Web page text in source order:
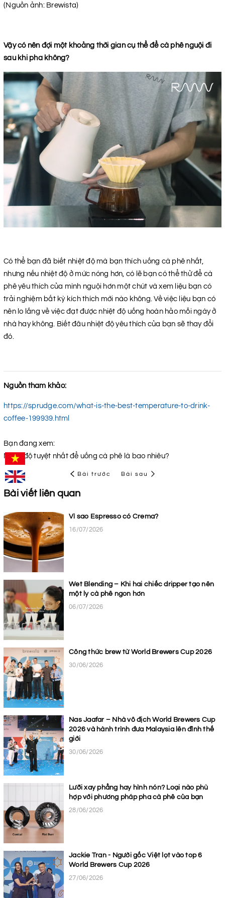
(Nguồn ảnh: Brewista)
Vậy có nên đợi một khoảng thời gian cụ thể để cà phê nguội đi
sau khi pha không?
Có thể bạn đã biết nhiệt độ mà bạn thích uống cà phê nhất,
nhưng nếu nhiệt độ ở mức nóng hơn, có lẽ bạn có thể thử để cà
phê yêu thích của mình nguội hơn một chút và xem liệu bạn có
trải nghiệm bất kỳ kích thích mới nào không. Về việc liệu bạn có
nên lo lắng về việc đạt được nhiệt độ uống hoàn hảo mỗi ngày ở
nhà hay không. Biết đâu nhiệt độ yêu thích của bạn sẽ thay đổi
đó.
Nguồn tham khảo:
https://sprudge.com/what-is-the-best-temperature-to-drink-
coffee-199939.html
Bạn đang xem:
Nhiệt độ tuyệt nhất để uống cà phê là bao nhiêu?
Bài trước Bài sau
Bài viết liên quan
Vì sao Espresso có Crema?
16/07/2026
Wet Blending – Khi hai chiếc dripper tạo nên
một ly cà phê ngon hơn
06/07/2026
Công thức brew từ World Brewers Cup 2026
30/06/2026
Nas Jaafar – Nhà vô địch World Brewers Cup
2026 và hành trình đưa Malaysia lên đỉnh thế
giới
30/06/2026
Lưỡi xay phẳng hay hình nón? Loại nào phù
hợp với phương pháp pha cà phê của bạn
28/06/2026
Jackie Tran - Người gốc Việt lọt vào top 6
World Brewers Cup 2026
27/06/2026